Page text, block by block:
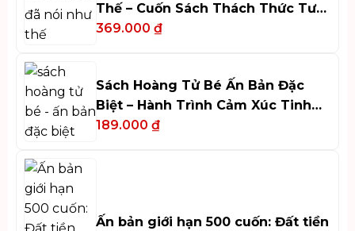
Thế – Cuốn Sách Thách Thức Tư
Duy
369.000 ₫
Sách Hoàng Tử Bé Ấn Bản Đặc
Biệt – Hành Trình Cảm Xúc Tinh
Tế
189.000 ₫
Ấn bản giới hạn 500 cuốn: Đất tiền